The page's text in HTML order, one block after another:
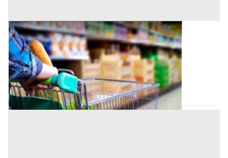
Negozio all'asta a Forte dei Marmi
Forte dei Marmi (Lucca)
Offerta minima
283.800 € 378.400 €
Codice asta: fb897eff
11/11/2026